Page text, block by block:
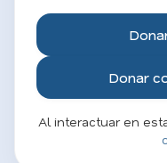
Donar
Al interactuar en